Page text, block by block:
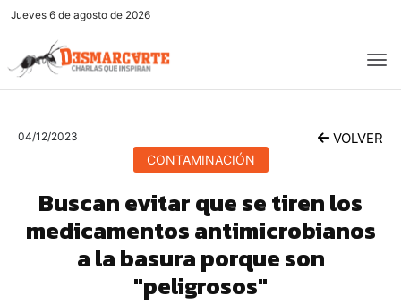
Jueves 6 de agosto de 2026
04/12/2023 VOLVER
CONTAMINACIÓN
Buscan evitar que se tiren los
medicamentos antimicrobianos
a la basura porque son
"peligrosos"